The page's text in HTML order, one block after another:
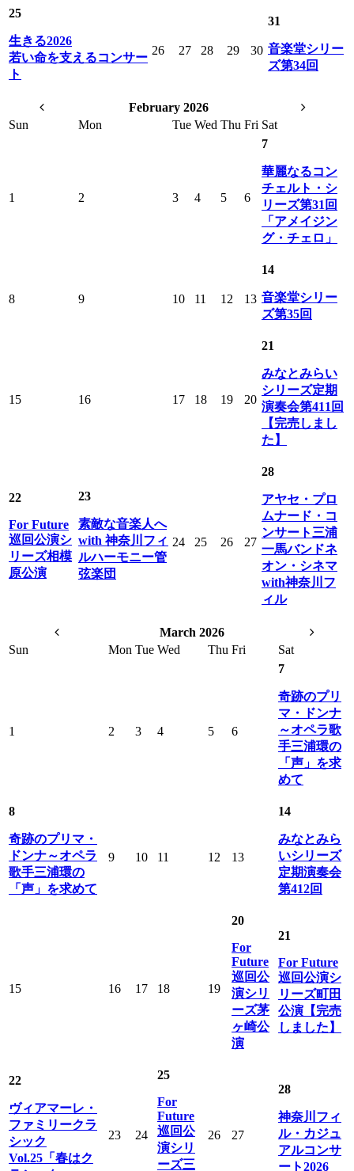
25
生きる2026
若い命を支えるコンサー
ト
26 27 28 29 30
31
音楽堂シリー
ズ第34回
February 2026
Sun
Mon Tue Wed Thu Fri Sat
1 2 3 4 5 6
7
華麗なるコン
チェルト・シ
リーズ第31回
「アメイジン
グ・チェロ」
8 9 10 11 12 13
14
音楽堂シリー
ズ第35回
15 16 17 18 19 20
21
みなとみらい
シリーズ定期
演奏会第411回
【完売しまし
た】
22
For Future
巡回公演シ
リーズ相模
原公演
23
素敵な音楽人へ
with 神奈川フィ
ルハーモニー管
弦楽団
24 25 26 27
28
アヤセ・プロ
ムナード・コ
ンサート三浦
一馬バンドネ
オン・シネマ
with神奈川フ
ィル
March 2026
Sun
Mon Tue Wed Thu Fri Sat
1 2 3 4 5 6
7
奇跡のプリ
マ・ドンナ
～オペラ歌
手三浦環の
「声」を求
めて
8
奇跡のプリマ・
ドンナ～オペラ
歌手三浦環の
「声」を求めて
9 10 11 12 13
14
みなとみら
いシリーズ
定期演奏会
第412回
15 16 17 18 19
20
For
Future
巡回公
演シリ
ーズ茅
ヶ崎公
演
21
For Future
巡回公演シ
リーズ町田
公演【完売
しました】
22
ヴィアマーレ・
ファミリークラ
シック
Vol.25「春はク
23 24
25
For
Future
巡回公
演シリ
ーズ三
26 27
28
神奈川フィ
ル・カジュ
アルコンサ
ート2026